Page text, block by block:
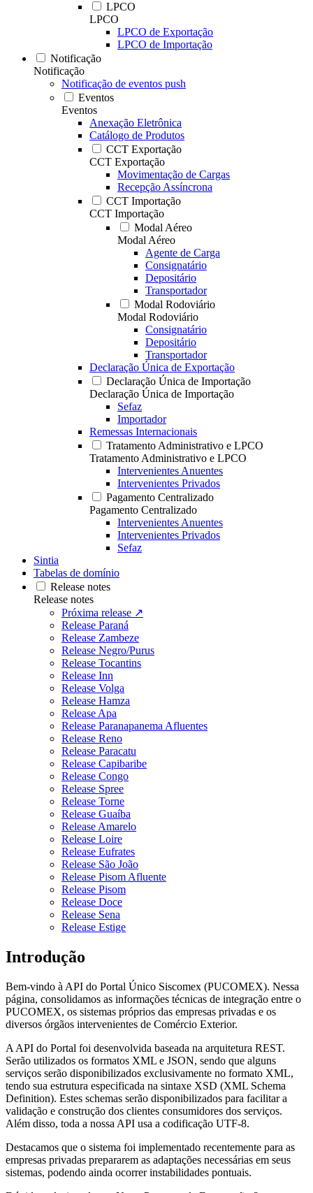
LPCO
LPCO
LPCO de Exportação
LPCO de Importação
Notificação
Notificação
Notificação de eventos push
Eventos
Eventos
Anexação Eletrônica
Catálogo de Produtos
CCT Exportação
CCT Exportação
Movimentação de Cargas
Recepção Assíncrona
CCT Importação
CCT Importação
Modal Aéreo
Modal Aéreo
Agente de Carga
Consignatário
Depositário
Transportador
Modal Rodoviário
Modal Rodoviário
Consignatário
Depositário
Transportador
Declaração Única de Exportação
Declaração Única de Importação
Declaração Única de Importação
Sefaz
Importador
Remessas Internacionais
Tratamento Administrativo e LPCO
Tratamento Administrativo e LPCO
Intervenientes Anuentes
Intervenientes Privados
Pagamento Centralizado
Pagamento Centralizado
Intervenientes Anuentes
Intervenientes Privados
Sefaz
Sintia
Tabelas de domínio
Release notes
Release notes
Próxima release ↗
Release Paraná
Release Zambeze
Release Negro/Purus
Release Tocantins
Release Inn
Release Volga
Release Hamza
Release Apa
Release Paranapanema Afluentes
Release Reno
Release Paracatu
Release Capibaribe
Release Congo
Release Spree
Release Torne
Release Guaíba
Release Amarelo
Release Loire
Release Eufrates
Release São João
Release Pisom Afluente
Release Pisom
Release Doce
Release Sena
Release Estige
Introdução
Bem-vindo à API do Portal Único Siscomex (PUCOMEX). Nessa
página, consolidamos as informações técnicas de integração entre o
PUCOMEX, os sistemas próprios das empresas privadas e os
diversos órgãos intervenientes de Comércio Exterior.
A API do Portal foi desenvolvida baseada na arquitetura REST.
Serão utilizados os formatos XML e JSON, sendo que alguns
serviços serão disponibilizados exclusivamente no formato XML,
tendo sua estrutura especificada na sintaxe XSD (XML Schema
Definition). Estes schemas serão disponibilizados para facilitar a
validação e construção dos clientes consumidores dos serviços.
Além disso, toda a nossa API usa a codificação UTF-8.
Destacamos que o sistema foi implementado recentemente para as
empresas privadas prepararem as adaptações necessárias em seus
sistemas, podendo ainda ocorrer instabilidades pontuais.